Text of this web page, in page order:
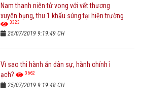
Nam thanh niên tử vong với vết thương
xuyên bụng, thu 1 khẩu súng tại hiện trường
3323
25/07/2019 9:19:49 CH
Vì sao thi hành án dân sự, hành chính ì
ạch?
3662
25/07/2019 9:19:48 CH